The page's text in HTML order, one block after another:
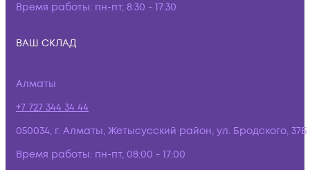
Время работы: пн-пт, 8:30 - 17:30
ВАШ СКЛАД
Алматы
+7 727 344 34 44
050034, г. Алматы, Жетысусский район, ул. Бродского, 37Б
Время работы: пн-пт, 08:00 - 17:00